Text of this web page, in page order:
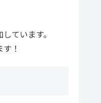
ています。
！